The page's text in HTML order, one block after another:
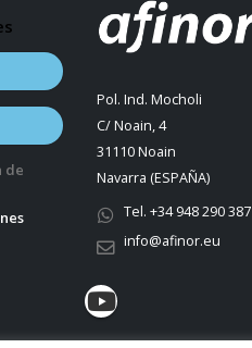
de
Pol. Ind. Mocholi
C/ Noain, 4
31110 Noain
Navarra (ESPAÑA)
Tel. +34 948 290 387
info@afinor.eu